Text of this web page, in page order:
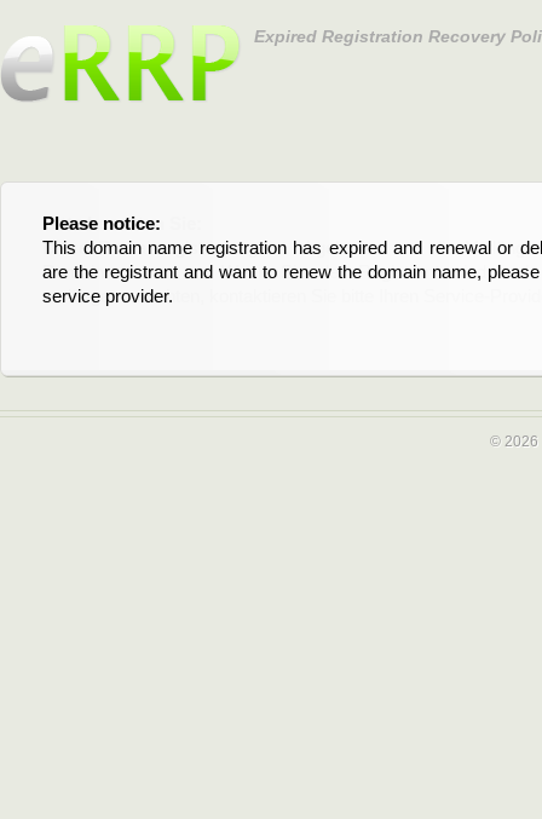
Expired Registration Recovery
Please notice:
This domain name registration has expired and renewal or
are the registrant and want to renew the domain name,
service provider.
Bitte beachten Sie:
Diese Domainregistrierung ist abgelaufen und die
Domain stehen an. Wenn Sie der Registrant sind und
verlängern möchten, kontaktieren Sie bitte Ihren Service-
© 2026